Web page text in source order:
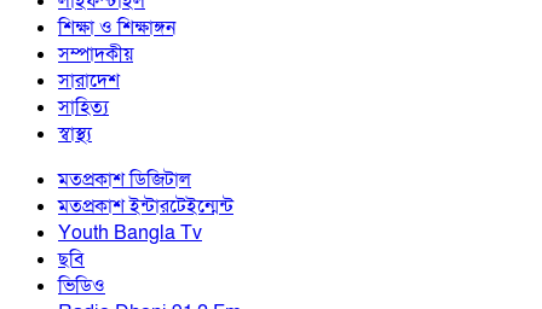
শিক্ষা ও শিক্ষাঙ্গন
সম্পাদকীয়
সারাদেশ
সাহিত্য
স্বাস্থ্য
মতপ্রকাশ ডিজিটাল
মতপ্রকাশ ইন্টারটেইন্মেন্ট
Youth Bangla Tv
ছবি
ভিডিও